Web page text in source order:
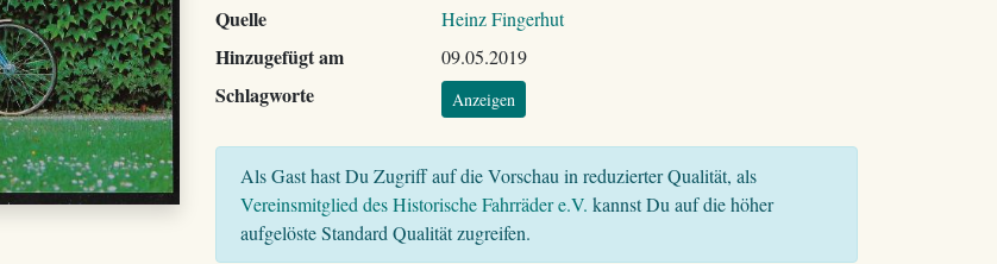
Quelle Heinz Fingerhut
Hinzugefügt am 09.05.2019
Schlagworte Anzeigen
Als Gast hast Du Zugriff auf die Vorschau in reduzierter Qualität, als
Vereinsmitglied des Historische Fahrräder e.V. kannst Du auf die höher
aufgelöste Standard Qualität zugreifen.